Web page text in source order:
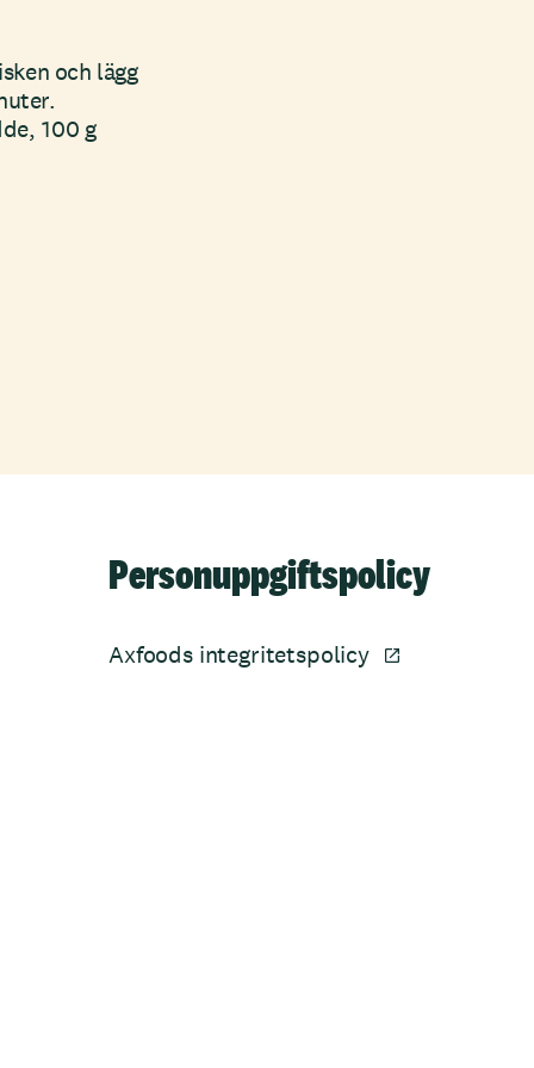
och lägg
100 g
Personuppgiftspolicy
Axfoods integritetspolicy